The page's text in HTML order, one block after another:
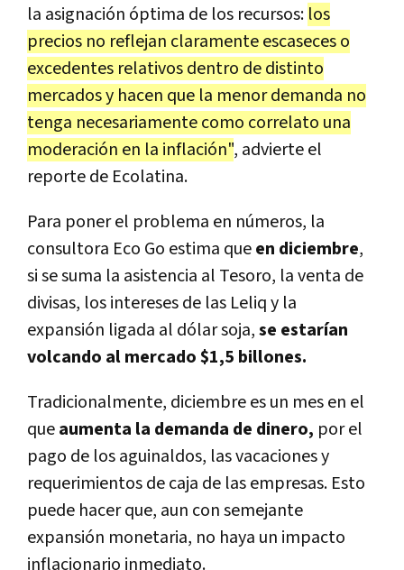
la asignación óptima de los recursos: los
precios no reflejan claramente escaseces o
excedentes relativos dentro de distinto
mercados y hacen que la menor demanda no
tenga necesariamente como correlato una
moderación en la inflación", advierte el
reporte de Ecolatina.
Para poner el problema en números, la
consultora Eco Go estima queen diciembre,
si se suma la asistencia al Tesoro, la venta de
divisas, los intereses de las Leliq y la
expansión ligada al dólar soja,se estarían
volcando al mercado $1,5 billones.
Tradicionalmente, diciembre es un mes en el
queaumenta la demanda de dinero, por el
pago de los aguinaldos, las vacaciones y
requerimientos de caja de las empresas. Esto
puede hacer que, aun con semejante
expansión monetaria, no haya un impacto
inflacionario inmediato.